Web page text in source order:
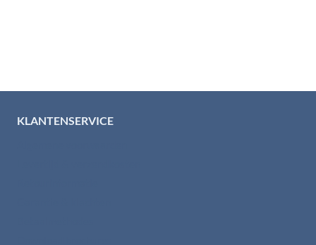
KLANTENSERVICE